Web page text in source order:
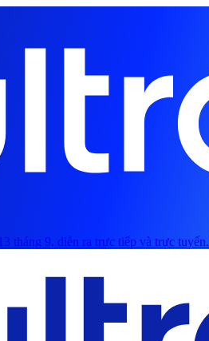
tháng 9, diễn ra trực tiếp và trực tuyến.